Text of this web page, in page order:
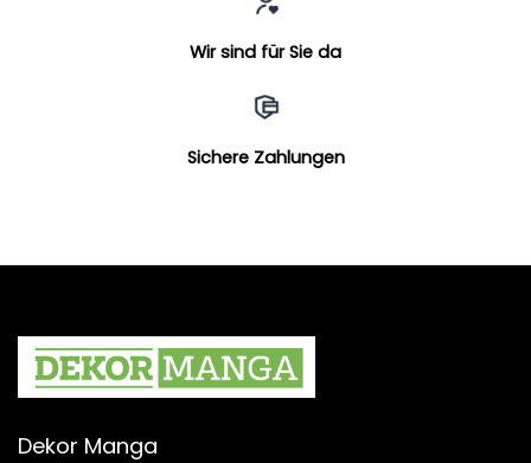
Wir sind für Sie da
Sichere Zahlungen
Dekor Manga